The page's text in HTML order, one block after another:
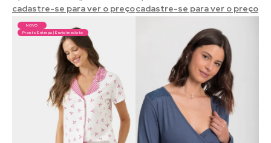
cadastre-se para ver o preçocadastre-se para ver o preço
NOVO
Pronta Entrega | Envio Imediato